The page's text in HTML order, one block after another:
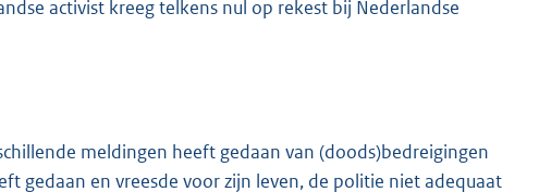
activist kreeg telkens nul op rekest bij Nederlandse
meldingen heeft gedaan van (doods)bedreigingen
gedaan en vreesde voor zijn leven, de politie niet adequaat